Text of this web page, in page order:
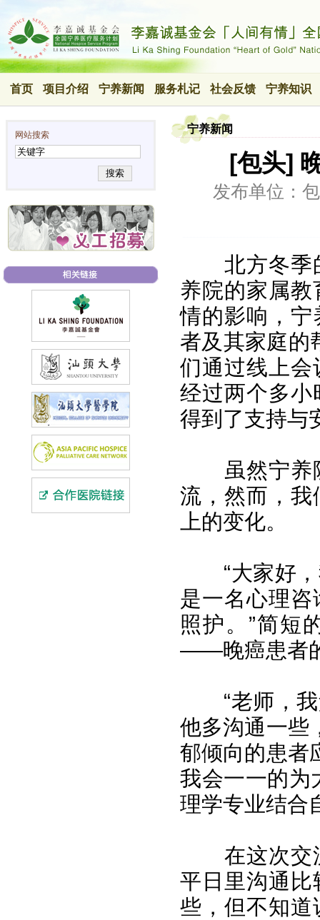
首页 项目介绍 宁养新闻 服务札记 社会反馈 宁养知识
网站搜索
搜索
宁养新闻
[包头]
发布单位：
北方冬季的
养院的家属
情的影响，
者及其家庭的
们通过线上
经过两个多
得到了支持与
虽然宁养院
流，然而，
上的变化。
“大家好，
是一名心理
照护。”简短
——晚癌患者
“老师，我
他多沟通一些
郁倾向的患者
我会一一的为
理学专业结合
在这次交流
平日里沟通
些，但不知